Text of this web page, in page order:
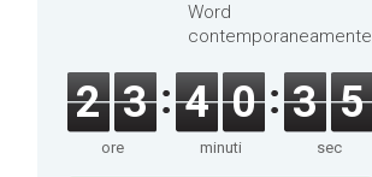
Word
contemporaneamente.
2 3
ore
4 0
minuti
3 4
sec